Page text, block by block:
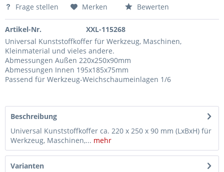
Halbschalen-Erweiterungssatz, für Kompakt-Radlager Ø 82 mm, für Ford, Volvo, LandRover
Halbschalen zur Demontage des Kompaktradlagers, Radnabe, bei Opel Insignia
Frage stellen Merken Bewerten
Artikel-Nr.
XXL-115268
Universal Kunststoffkoffer für Werkzeug, Maschinen,
Kleinmaterial und vieles andere.
Abmessungen Außen 220x250x90mm
Abmessungen Innen 195x185x75mm
Passend für Werkzeug-Weichschaumeinlagen 1/6
Beschreibung
Universal Kunststoffkoffer ca. 220 x 250 x 90 mm (LxBxH) für
Werkzeug, Maschinen,... mehr
Varianten